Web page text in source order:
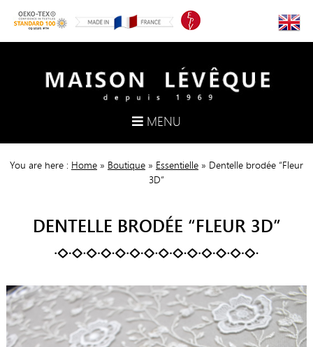
MENU
You are here : Home » Boutique » Essentielle » Dentelle brodée “Fleur
3D”
DENTELLE BRODÉE “FLEUR 3D”